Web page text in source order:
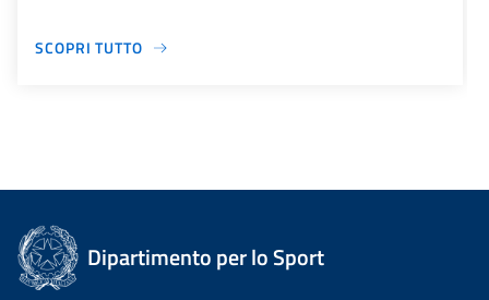
SCOPRI TUTTO
Dipartimento per lo Sport